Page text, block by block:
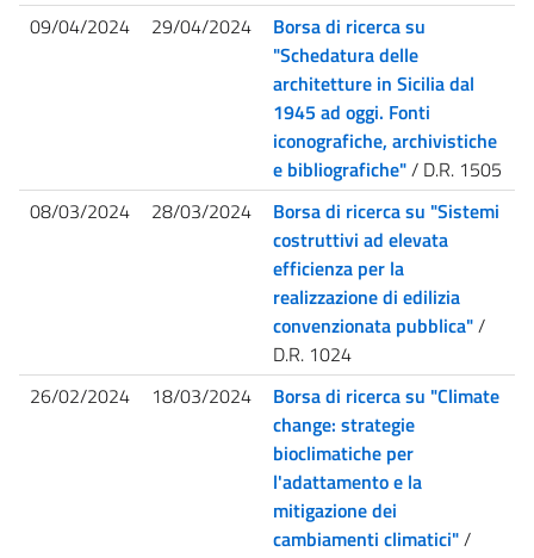
09/04/2024
29/04/2024
Borsa di ricerca su
"Schedatura delle
architetture in Sicilia dal
1945 ad oggi. Fonti
iconografiche, archivistiche
e bibliografiche"/ D.R. 1505
08/03/2024
28/03/2024
Borsa di ricerca su "Sistemi
costruttivi ad elevata
efficienza per la
realizzazione di edilizia
convenzionata pubblica"/
D.R. 1024
26/02/2024
18/03/2024
Borsa di ricerca su "Climate
change: strategie
bioclimatiche per
l'adattamento e la
mitigazione dei
cambiamenti climatici"/